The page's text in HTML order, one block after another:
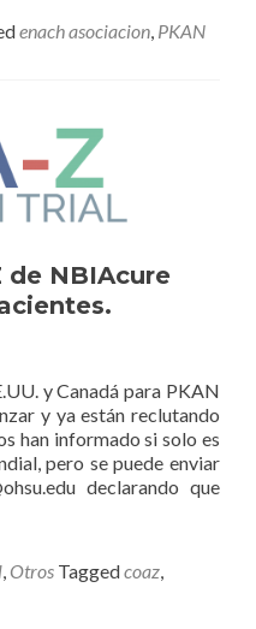
enach asociacion, PKAN
de NBIAcure
y Canadá para PKAN
y ya están reclutando
han informado si solo es
pero se puede enviar
declarando que
, Otros Taggedcoaz,